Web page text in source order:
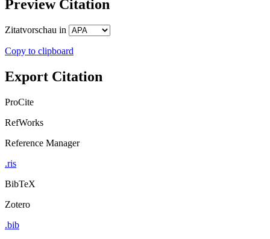
Preview Citation
Zitatvorschau in
Copy to clipboard
Export Citation
ProCite
RefWorks
Reference Manager
.ris
BibTeX
Zotero
.bib